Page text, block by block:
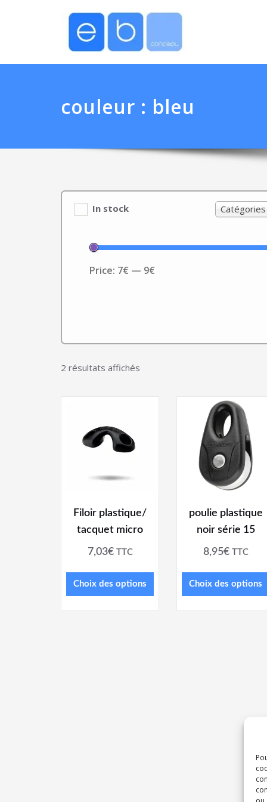
couleur : bleu
In stock
Price: 7€ — 9€
2 résultats affichés
Filoir plastique/
tacquet micro
7,03€ TTC
Choix des options
poulie plastique
noir série 15
8,95€ TTC
Choix des options